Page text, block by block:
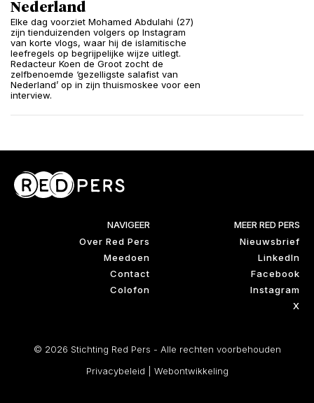
Nederland
Elke dag voorziet Mohamed Abdulahi (27)
zijn tienduizenden volgers op Instagram
van korte vlogs, waar hij de islamitische
leefregels op begrijpelijke wijze uitlegt.
Redacteur Koen de Groot zocht de
zelfbenoemde ‘gezelligste salafist van
Nederland’ op in zijn thuismoskee voor een
interview.
NAVIGEER
Over Red Pers
Meedoen
Contact
Colofon
MEER RED PERS
Nieuwsbrief
LinkedIn
Facebook
Instagram
X
© 2026 Stichting Red Pers - Alle rechten voorbehouden
Privacybeleid
Webontwikkeling